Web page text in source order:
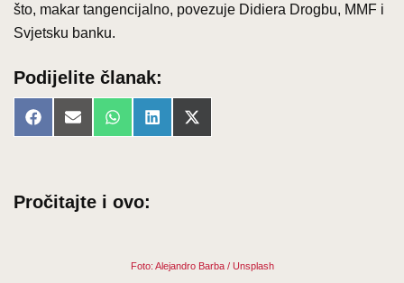
što, makar tangencijalno, povezuje Didiera Drogbu, MMF i
Svjetsku banku.
Podijelite članak:
Share
on
FacebookShare
on
Email Share
on
WhatsAppShare
on
LinkedInShare
on
X
(Twitter)
Pročitajte i ovo:
Foto: Alejandro Barba / Unsplash